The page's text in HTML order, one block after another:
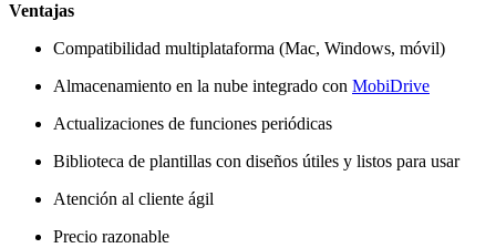
Ventajas
Compatibilidad multiplataforma (Mac, Windows, móvil)
Almacenamiento en la nube integrado con MobiDrive
Actualizaciones de funciones periódicas
Biblioteca de plantillas con diseños útiles y listos para usar
Atención al cliente ágil
Precio razonable